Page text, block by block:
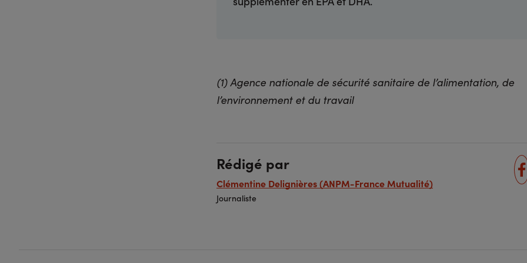
(1) Agence nationale de sécurité sanitaire de l’alimentation, de
l’environnement et du travail
Rédigé par
Clémentine Delignières (ANPM-France Mutualité)
Journaliste